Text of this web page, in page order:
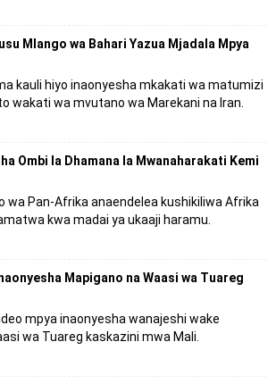
Mlango wa Bahari Yazua Mjadala Mpya
kauli hiyo inaonyesha mkakati wa matumizi
wakati wa mvutano wa Marekani na Iran.
Ombi la Dhamana la Mwanaharakati Kemi
wa Pan-Afrika anaendelea kushikiliwa Afrika
kwa madai ya ukaaji haramu.
Mapigano na Waasi wa Tuareg
mpya inaonyesha wanajeshi wake
wa Tuareg kaskazini mwa Mali.